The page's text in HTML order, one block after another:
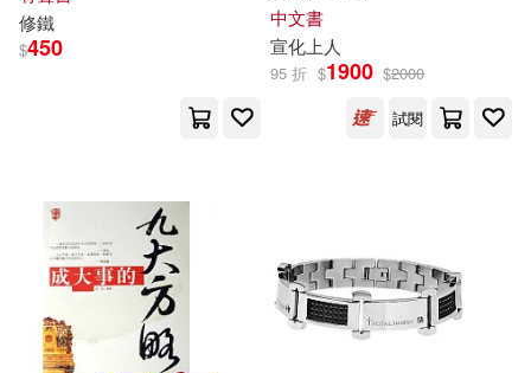
張雅惠(3)
德群(3)
曾苑芳(3)
陝西科學技術出版社(10)
上海科學普及出版社(9)
上海遠東出版社(9)
中國民主法制出版社(9)
中國科學技術出版社(9)
修鐵
$450
中文書
宣化上人
95 折 $1900 $2000
試閱